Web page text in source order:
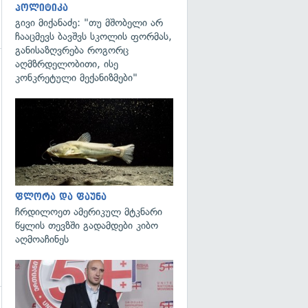
პოლიტიკა
გივი მიქანაძე: "თუ მშობელი არ
ჩააცმევს ბავშვს სკოლის ფორმას,
განისაზღვრება როგორც
აღმზრდელობითი, ისე
კონკრეტული მექანიზმები"
ფლორა და ფაუნა
ჩრდილოეთ ამერიკულ მტკნარი
წყლის თევზში გადამდები კიბო
აღმოაჩინეს